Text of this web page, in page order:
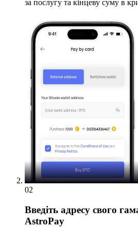
за послугу та кінцеву суму в
02
Введіть адресу свого
AstroPay